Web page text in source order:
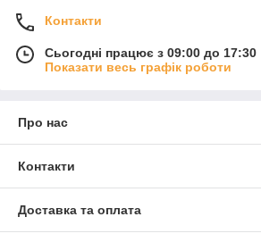
Контакти
Сьогодні працює з 09:00 до 17:30
Показати весь графік роботи
Про нас
Контакти
Доставка та оплата